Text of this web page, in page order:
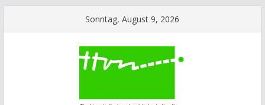
Sonntag, August 9, 2026